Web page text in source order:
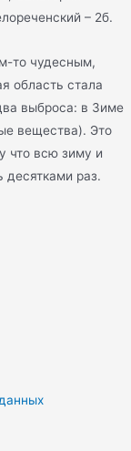
– 2б.
то чудесным,
область стала
выброса: в Зиме
вещества). Это
что всю зиму и
десятками раз.